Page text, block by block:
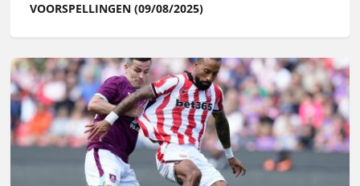
VOORSPELLINGEN (09/08/2025)